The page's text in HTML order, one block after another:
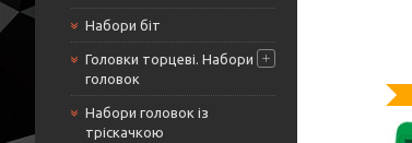
Набори біт
Головки торцеві. Набори
головок
Набори головок із
тріскачкою